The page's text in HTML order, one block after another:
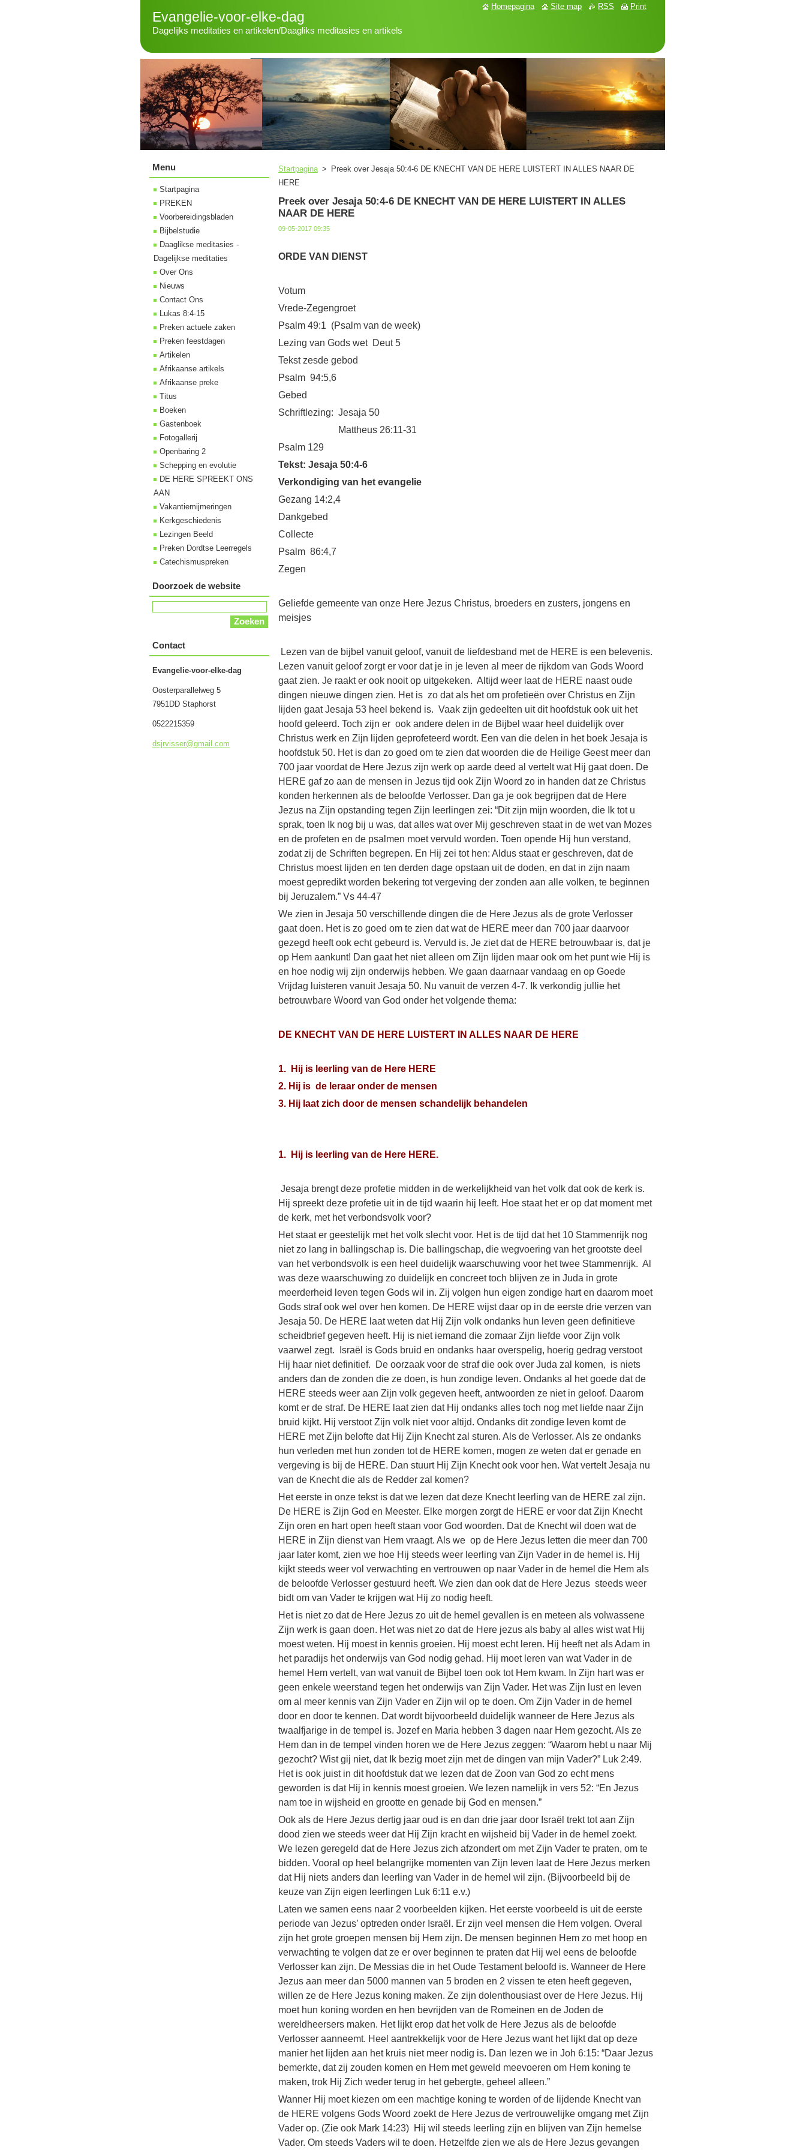
Evangelie-voor-elke-dag
Dagelijks meditaties en artikelen/Daagliks meditasies en artikels
Startpagina >
Preek over Jesaja 50:4-6 DE KNECHT VAN DE HERE LUISTERT IN ALLES NAAR DE
HERE
Preek over Jesaja 50:4-6 DE KNECHT VAN DE HERE LUISTERT IN ALLES
NAAR DE HERE
09-05-2017 09:35
ORDE VAN DIENST
Votum
Vrede-Zegengroet
Psalm 49:1 (Psalm van de week)
Lezing van Gods wet Deut 5
Tekst zesde gebod
Psalm 94:5,6
Gebed
Schriftlezing: Jesaja 50
Mattheus 26:11-31
Psalm 129
Tekst: Jesaja 50:4-6
Verkondiging van het evangelie
Gezang 14:2,4
Dankgebed
Collecte
Psalm 86:4,7
Zegen
Geliefde gemeente van onze Here Jezus Christus, broeders en zusters, jongens en
meisjes
Lezen van de bijbel vanuit geloof, vanuit de liefdesband met de HERE is een belevenis.
Lezen vanuit geloof zorgt er voor dat je in je leven al meer de rijkdom van Gods Woord
gaat zien. Je raakt er ook nooit op uitgekeken. Altijd weer laat de HERE naast oude
dingen nieuwe dingen zien. Het is zo dat als het om profetieën over Christus en Zijn
lijden gaat Jesaja 53 heel bekend is. Vaak zijn gedeelten uit dit hoofdstuk ook uit het
hoofd geleerd. Toch zijn er ook andere delen in de Bijbel waar heel duidelijk over
Christus werk en Zijn lijden geprofeteerd wordt. Een van die delen in het boek Jesaja is
hoofdstuk 50. Het is dan zo goed om te zien dat woorden die de Heilige Geest meer dan
700 jaar voordat de Here Jezus zijn werk op aarde deed al vertelt wat Hij gaat doen. De
HERE gaf zo aan de mensen in Jezus tijd ook Zijn Woord zo in handen dat ze Christus
konden herkennen als de beloofde Verlosser. Dan ga je ook begrijpen dat de Here
Jezus na Zijn opstanding tegen Zijn leerlingen zei: “Dit zijn mijn woorden, die Ik tot u
sprak, toen Ik nog bij u was, dat alles wat over Mij geschreven staat in de wet van ​Mozes​
en de profeten en de psalmen moet vervuld worden. Toen opende Hij hun verstand,
zodat zij de Schriften begrepen. En Hij zei tot hen: Aldus staat er geschreven, dat de ​
Christus​ moest lijden en ten derden dage opstaan uit de doden, en dat in zijn naam
moest gepredikt worden bekering tot ​vergeving​ der ​zonden​ aan alle volken, te beginnen
bij Jeruzalem.” Vs 44-47
We zien in Jesaja 50 verschillende dingen die de Here Jezus als de grote Verlosser
gaat doen. Het is zo goed om te zien dat wat de HERE meer dan 700 jaar daarvoor
gezegd heeft ook echt gebeurd is. Vervuld is. Je ziet dat de HERE betrouwbaar is, dat je
op Hem aankunt! Dan gaat het niet alleen om Zijn lijden maar ook om het punt wie Hij is
en hoe nodig wij zijn onderwijs hebben. We gaan daarnaar vandaag en op Goede
Vrijdag luisteren vanuit Jesaja 50. Nu vanuit de verzen 4-7. Ik verkondig jullie het
betrouwbare Woord van God onder het volgende thema:
DE KNECHT VAN DE HERE LUISTERT IN ALLES NAAR DE HERE
1. Hij is leerling van de Here HERE
2. Hij is de leraar onder de mensen
3. Hij laat zich door de mensen schandelijk behandelen
1. Hij is leerling van de Here HERE.
Jesaja brengt deze profetie midden in de werkelijkheid van het volk dat ook de kerk is.
Hij spreekt deze profetie uit in de tijd waarin hij leeft. Hoe staat het er op dat moment met
de kerk, met het verbondsvolk voor?
Het staat er geestelijk met het volk slecht voor. Het is de tijd dat het 10 Stammenrijk nog
niet zo lang in ballingschap is. Die ballingschap, die wegvoering van het grootste deel
van het verbondsvolk is een heel duidelijk waarschuwing voor het twee Stammenrijk. Al
was deze waarschuwing zo duidelijk en concreet toch blijven ze in Juda in grote
meerderheid leven tegen Gods wil in. Zij volgen hun eigen zondige hart en daarom moet
Gods straf ook wel over hen komen. De HERE wijst daar op in de eerste drie verzen van
Jesaja 50. De HERE laat weten dat Hij Zijn volk ondanks hun leven geen definitieve
scheidbrief gegeven heeft. Hij is niet iemand die zomaar Zijn liefde voor Zijn volk
vaarwel zegt. Israël is Gods bruid en ondanks haar overspelig, hoerig gedrag verstoot
Hij haar niet definitief. De oorzaak voor de straf die ook over Juda zal komen, is niets
anders dan de zonden die ze doen, is hun zondige leven. Ondanks al het goede dat de
HERE steeds weer aan Zijn volk gegeven heeft, antwoorden ze niet in geloof. Daarom
komt er de straf. De HERE laat zien dat Hij ondanks alles toch nog met liefde naar Zijn
bruid kijkt. Hij verstoot Zijn volk niet voor altijd. Ondanks dit zondige leven komt de
HERE met Zijn belofte dat Hij Zijn Knecht zal sturen. Als de Verlosser. Als ze ondanks
hun verleden met hun zonden tot de HERE komen, mogen ze weten dat er genade en
vergeving is bij de HERE. Dan stuurt Hij Zijn Knecht ook voor hen. Wat vertelt Jesaja nu
van de Knecht die als de Redder zal komen?
Het eerste in onze tekst is dat we lezen dat deze Knecht leerling van de HERE zal zijn.
De HERE is Zijn God en Meester. Elke morgen zorgt de HERE er voor dat Zijn Knecht
Zijn oren en hart open heeft staan voor God woorden. Dat de Knecht wil doen wat de
HERE in Zijn dienst van Hem vraagt. Als we op de Here Jezus letten die meer dan 700
jaar later komt, zien we hoe Hij steeds weer leerling van Zijn Vader in de hemel is. Hij
kijkt steeds weer vol verwachting en vertrouwen op naar Vader in de hemel die Hem als
de beloofde Verlosser gestuurd heeft. We zien dan ook dat de Here Jezus steeds weer
bidt om van Vader te krijgen wat Hij zo nodig heeft.
Het is niet zo dat de Here Jezus zo uit de hemel gevallen is en meteen als volwassene
Zijn werk is gaan doen. Het was niet zo dat de Here jezus als baby al alles wist wat Hij
moest weten. Hij moest in kennis groeien. Hij moest echt leren. Hij heeft net als Adam in
het paradijs het onderwijs van God nodig gehad. Hij moet leren van wat Vader in de
hemel Hem vertelt, van wat vanuit de Bijbel toen ook tot Hem kwam. In Zijn hart was er
geen enkele weerstand tegen het onderwijs van Zijn Vader. Het was Zijn lust en leven
om al meer kennis van Zijn Vader en Zijn wil op te doen. Om Zijn Vader in de hemel
door en door te kennen. Dat wordt bijvoorbeeld duidelijk wanneer de Here Jezus als
twaalfjarige in de tempel is. Jozef en Maria hebben 3 dagen naar Hem gezocht. Als ze
Hem dan in de tempel vinden horen we de Here Jezus zeggen: “Waarom hebt u naar Mij
gezocht? Wist gij niet, dat Ik bezig moet zijn met de dingen van mijn Vader?” Luk 2:49.
Het is ook juist in dit hoofdstuk dat we lezen dat de Zoon van God zo echt mens
geworden is dat Hij in kennis moest groeien. We lezen namelijk in vers 52: “En ​Jezus​
nam toe in wijsheid en grootte en ​genade​ bij God en mensen.”
Ook als de Here Jezus dertig jaar oud is en dan drie jaar door Israël trekt tot aan Zijn
dood zien we steeds weer dat Hij Zijn kracht en wijsheid bij Vader in de hemel zoekt.
We lezen geregeld dat de Here Jezus zich afzondert om met Zijn Vader te praten, om te
bidden. Vooral op heel belangrijke momenten van Zijn leven laat de Here Jezus merken
dat Hij niets anders dan leerling van Vader in de hemel wil zijn. (Bijvoorbeeld bij de
keuze van Zijn eigen leerlingen Luk 6:11 e.v.)
Laten we samen eens naar 2 voorbeelden kijken. Het eerste voorbeeld is uit de eerste
periode van Jezus’ optreden onder Israël. Er zijn veel mensen die Hem volgen. Overal
zijn het grote groepen mensen bij Hem zijn. De mensen beginnen Hem zo met hoop en
verwachting te volgen dat ze er over beginnen te praten dat Hij wel eens de beloofde
Verlosser kan zijn. De Messias die in het Oude Testament beloofd is. Wanneer de Here
Jezus aan meer dan 5000 mannen van 5 broden en 2 vissen te eten heeft gegeven,
willen ze de Here Jezus koning maken. Ze zijn dolenthousiast over de Here Jezus. Hij
moet hun koning worden en hen bevrijden van de Romeinen en de Joden de
wereldheersers maken. Het lijkt erop dat het volk de Here Jezus als de beloofde
Verlosser aanneemt. Heel aantrekkelijk voor de Here Jezus want het lijkt dat op deze
manier het lijden aan het kruis niet meer nodig is. Dan lezen we in Joh 6:15: “Daar ​Jezus​
bemerkte, dat zij zouden komen en Hem met geweld meevoeren om Hem koning te
maken, trok Hij Zich weder terug in het gebergte, geheel alleen.”
Wanner Hij moet kiezen om een machtige koning te worden of de lijdende Knecht van
de HERE volgens Gods Woord zoekt de Here Jezus de vertrouwelijke omgang met Zijn
Vader op. (Zie ook Mark 14:23) Hij wil steeds leerling zijn en blijven van Zijn hemelse
Vader. Om steeds Vaders wil te doen. Hetzelfde zien we als de Here Jezus gevangen
Menu
Startpagina
PREKEN
Voorbereidingsbladen
Bijbelstudie
Daaglikse meditasies -
Dagelijkse meditaties
Over Ons
Nieuws
Contact Ons
Lukas 8:4-15
Preken actuele zaken
Preken feestdagen
Artikelen
Afrikaanse artikels
Afrikaanse preke
Titus
Boeken
Gastenboek
Fotogallerij
Openbaring 2
Schepping en evolutie
DE HERE SPREEKT ONS
AAN
Vakantiemijmeringen
Kerkgeschiedenis
Lezingen Beeld
Preken Dordtse Leerregels
Catechismuspreken
Doorzoek de website
Contact
Evangelie-voor-elke-dag
Oosterparallelweg 5
7951DD Staphorst
0522215359
dsjrvisser@gmail .com
Homepagina Site map RSS Print